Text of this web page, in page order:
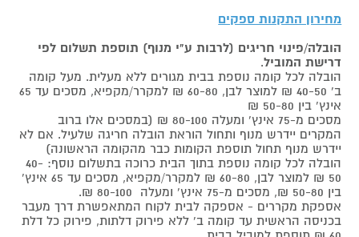
מחירון התקנות ספקים
הובלה/פינוי חריגים (לרבות ע"י מנוף) תוספת תשלום לפי
דרישת המוביל.
הובלה לכל קומה נוספת בבית מגורים ללא מעלית. מעל קומה
ב' 40-50 ₪ למוצר לבן, 60-80 ₪ למקרר/מקפיא, מסכים עד 65
אינץ' בין 50-80 ₪
מסכים מ-75 אינץ' ומעלה 80-100 ₪ (במסכים אלו ברוב
המקרים יידרש מנוף ותחול הוראת הובלה חריגה שלעיל. אם לא
יידרש מנוף תחול תוספת הקומות כבר מהקומה הראשונה)
הובלה לכל קומה נוספת בתוך הבית כרוכה בתשלום נוסף: 40-
50 ₪ למוצר לבן, 60-80 ₪ למקרר/מקפיא, מסכים עד 65 אינץ'
בין 50-80 ₪, מסכים מ-75 אינץ' ומעלה 80-100 ₪.
אספקת מקררים - אספקה לבית לקוח המתאפשרת דרך מעבר
בכניסה הראשית עד קומה ב' ללא פירוק דלתות, פירוק כל דלת